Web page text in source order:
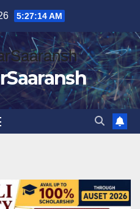
5:27:15 AM